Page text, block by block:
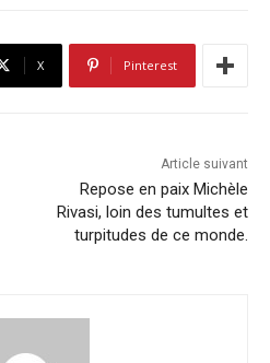
X Pinterest
Article suivant
Repose en paix Michèle
Rivasi, loin des tumultes et
turpitudes de ce monde.